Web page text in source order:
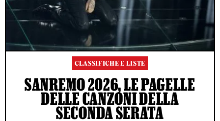
CLASSIFICHE E LISTE
SANREMO 2026, LE PAGELLE
DELLE CANZONI DELLA
SECONDA SERATA